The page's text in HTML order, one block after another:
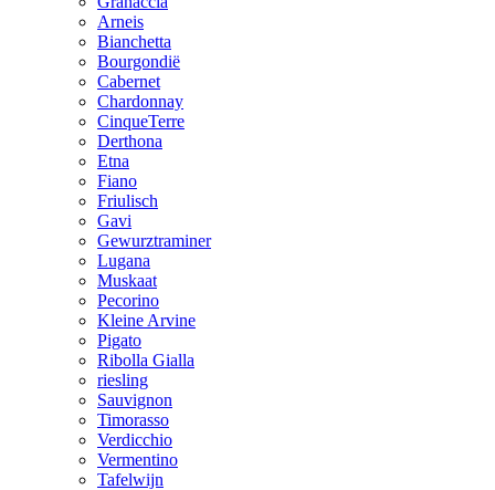
Arneis
Bianchetta
Bourgondië
Cabernet
Chardonnay
CinqueTerre
Derthona
Etna
Fiano
Friulisch
Gavi
Gewurztraminer
Lugana
Muskaat
Pecorino
Kleine Arvine
Pigato
Ribolla Gialla
riesling
Sauvignon
Timorasso
Verdicchio
Vermentino
Tafelwijn